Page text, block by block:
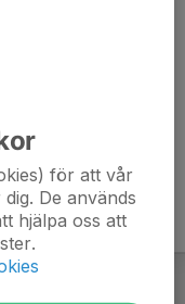
för att vår
De används
hjälpa oss att